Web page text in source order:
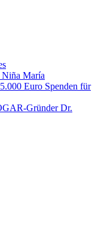
Niña María
Euro Spenden für
Gründer Dr.